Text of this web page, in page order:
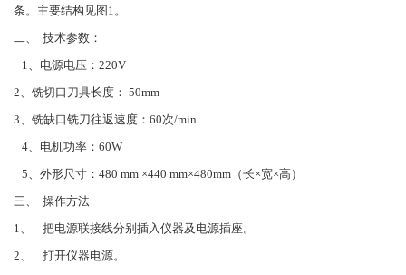
条。主要结构见图1。
二、 技术参数：
1、电源电压：220V
2、铣切口刀具长度： 50mm
3、铣缺口铣刀往返速度：60次/min
4、电机功率：60W
5、外形尺寸：480 mm ×440 mm×480mm（长×宽×高）
三、 操作方法
1、 把电源联接线分别插入仪器及电源插座。
2、 打开仪器电源。